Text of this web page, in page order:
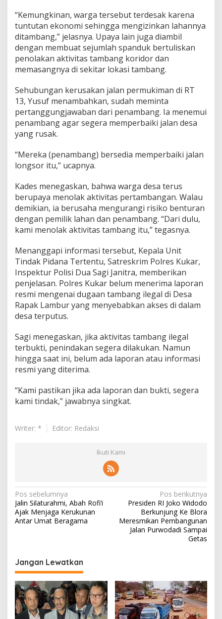
“Kemungkinan, warga tersebut terdesak karena
tuntutan ekonomi sehingga mengizinkan lahannya
ditambang,” jelasnya. Upaya lain juga diambil
dengan membuat sejumlah spanduk bertuliskan
penolakan aktivitas tambang koridor dan
memasangnya di sekitar lokasi tambang.
Sehubungan kerusakan jalan permukiman di RT
13, Yusuf menambahkan, sudah meminta
pertanggungjawaban dari penambang. Ia menemui
penambang agar segera memperbaiki jalan desa
yang rusak.
“Mereka (penambang) bersedia memperbaiki jalan
longsor itu,” ucapnya.
Kades menegaskan, bahwa warga desa terus
berupaya menolak aktivitas pertambangan. Walau
demikian, ia berusaha mengurangi risiko benturan
dengan pemilik lahan dan penambang. “Dari dulu,
kami menolak aktivitas tambang itu,” tegasnya.
Menanggapi informasi tersebut, Kepala Unit
Tindak Pidana Tertentu, Satreskrim Polres Kukar,
Inspektur Polisi Dua Sagi Janitra, memberikan
penjelasan. Polres Kukar belum menerima laporan
resmi mengenai dugaan tambang ilegal di Desa
Rapak Lambur yang menyebabkan akses di dalam
desa terputus.
Sagi menegaskan, jika aktivitas tambang ilegal
terbukti, penindakan segera dilakukan. Namun
hingga saat ini, belum ada laporan atau informasi
resmi yang diterima.
“Kami pastikan jika ada laporan dan bukti, segera
kami tindak,” jawabnya singkat.
Writer: * Editor: Redaksi
Ikuti Kami
N
a
v
a
s
i
p
Pos sebelumnya
Jalin Silaturahmi, Abah Rofi’i
Ajak Menjaga Kerukunan
Antar Umat Beragama
Pos berikutnya
Presiden RI Joko Widodo
Berkunjung Ke Blora
Meresmikan Pembangunan
Jalan Purwodadi Sampai
Getas
Jangan Lewatkan